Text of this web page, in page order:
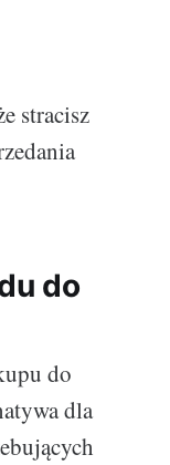
stracisz
do
do
dla